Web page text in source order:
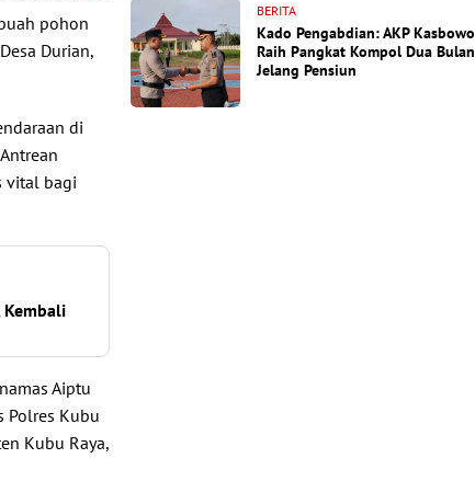
pohon
Durian,
di
vital bagi
Kembali
Aiptu
Polres Kubu
Kubu Raya,
BERITA
Kado Pengabdian: AKP Kasbowo
Raih Pangkat Kompol Dua Bulan
Jelang Pensiun